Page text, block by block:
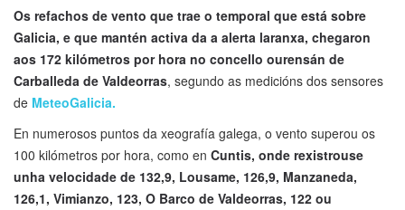
Os refachos de vento que trae o temporal que está sobre
Galicia, e que mantén activa da a alerta laranxa, chegaron
aos 172 kilómetros por hora no concello ourensán de
Carballeda de Valdeorras, segundo as medicións dos sensores
de MeteoGalicia.
En numerosos puntos da xeografía galega, o vento superou os
100 kilómetros por hora, como en Cuntis, onde rexistrouse
unha velocidade de 132,9, Lousame, 126,9, Manzaneda,
126,1, Vimianzo, 123, O Barco de Valdeorras, 122 ou